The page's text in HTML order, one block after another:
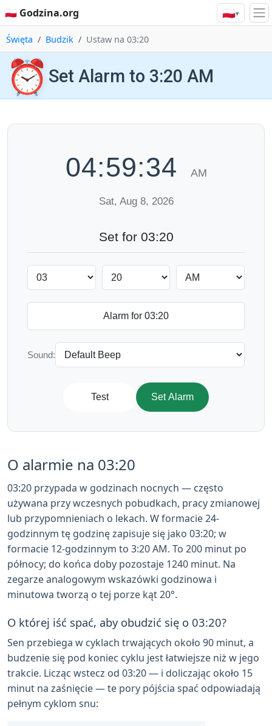
🇵🇱 Godzina.org 🇵🇱▾
Święta Budzik Ustaw na 03:20
⏰ Set Alarm to 3:20 AM
04:59:35 AM
Sat, Aug 8, 2026
Set for 03:20
Sound:
Test Set Alarm
O alarmie na 03:20
03:20 przypada w godzinach nocnych — często
używana przy wczesnych pobudkach, pracy zmianowej
lub przypomnieniach o lekach. W formacie 24-
godzinnym tę godzinę zapisuje się jako 03:20; w
formacie 12-godzinnym to 3:20 AM. To 200 minut po
północy; do końca doby pozostaje 1240 minut. Na
zegarze analogowym wskazówki godzinowa i
minutowa tworzą o tej porze kąt 20°.
O której iść spać, aby obudzić się o 03:20?
Sen przebiega w cyklach trwających około 90 minut, a
budzenie się pod koniec cyklu jest łatwiejsze niż w jego
trakcie. Licząc wstecz od 03:20 — i doliczając około 15
minut na zaśnięcie — te pory pójścia spać odpowiadają
pełnym cyklom snu: